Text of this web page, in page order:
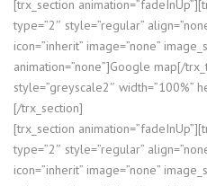
[trx_section
type=”2″ style=”regular”
icon=”inherit” image=”none”
animation=”none”]Google map[/
style=”greyscale2″ width=”100%”
[/trx_section]
[trx_section
type=”2″ style=”regular”
icon=”inherit” image=”none”